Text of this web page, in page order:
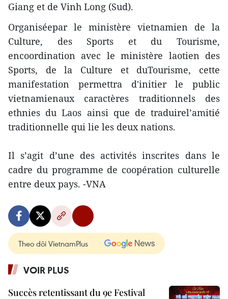
Giang et de Vinh Long (Sud).
Organiséepar le ministère vietnamien de la
Culture, des Sports et du Tourisme,
encoordination avec le ministère laotien des
Sports, de la Culture et duTourisme, cette
manifestation permettra d'initier le public
vietnamienaux caractères traditionnels des
ethnies du Laos ainsi que de traduirel’amitié
traditionnelle qui lie les deux nations.
Il s’agit d’une des activités inscrites dans le
cadre du programme de coopération culturelle
entre deux pays. -VNA
Theo dõi VietnamPlus
VOIR PLUS
Succès retentissant du 9e Festival